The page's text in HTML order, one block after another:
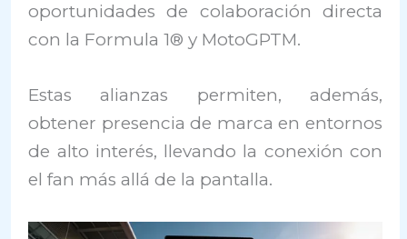
oportunidades de colaboración directa
con la Formula 1® y MotoGPTM.
Estas alianzas permiten, además,
obtener presencia de marca en entornos
de alto interés, llevando la conexión con
el fan más allá de la pantalla.